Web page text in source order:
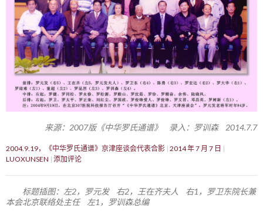
来源：2007版《中华罗氏通谱》 录入：罗训森 2014.7.7
2004.9.19，《中华罗氏通谱》京津座谈会代表合影 2014 年 7 月 7 日
LUOXUNSEN 添加评论
标题插图：左2，罗元发 右2，王在齐夫人 右1，罗卫东院长兼
本会北京联络处主任 左1，罗训森总编